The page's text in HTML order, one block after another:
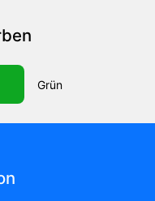
Grün